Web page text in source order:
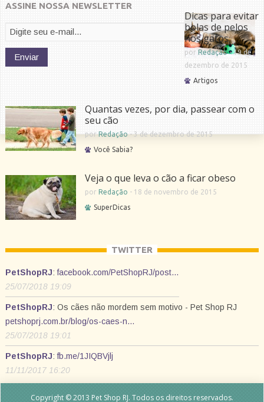
ASSINE NOSSA NEWSLETTER
Dicas para evitar
bolas de pelos
nos gatos
por Redação-19 de
dezembro de 2015
Artigos
Quantas vezes, por dia, passear com o
seu cão
porRedação-3 de dezembro de 2015
Você Sabia?
Veja o que leva o cão a ficar obeso
por Redação - 18 de novembro de 2015
SuperDicas
TWITTER
PetShopRJ:facebook.com/PetShopRJ/post…
25/07/2018 19:09
PetShopRJ: Os cães não mordem sem motivo - Pet Shop RJ
petshoprj.com.br/blog/os-caes-n…
25/07/2018 19:01
PetShopRJ:fb.me/1JIQBVjlj
11/11/2017 16:20
Copyright © 2013 Pet Shop RJ. Todos os direitos reservados.